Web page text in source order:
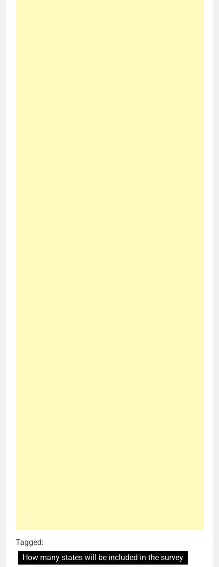
Tagged:
How many states will be included in the survey